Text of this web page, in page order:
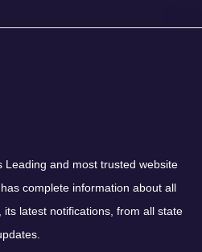
Leading and most trusted website
complete information about all
latest notifications, from all state